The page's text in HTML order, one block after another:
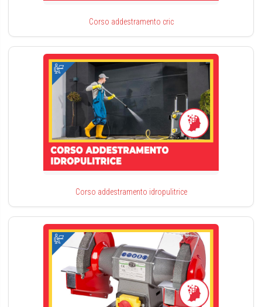
Corso addestramento cric
Corso addestramento idropulitrice